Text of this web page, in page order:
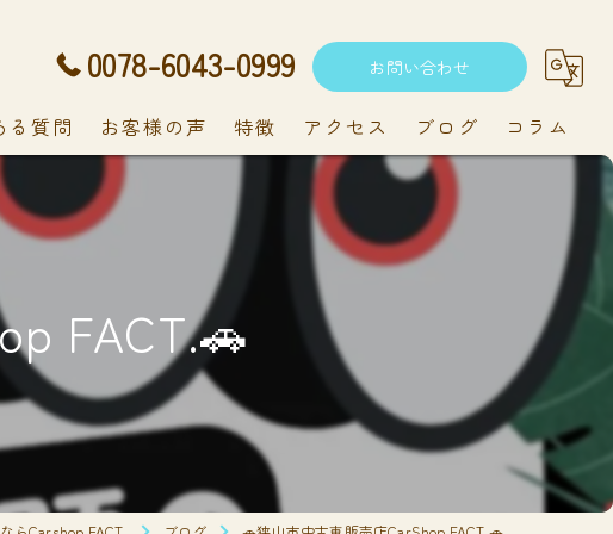
0078-6043-0999 お問い合わせ
る質問 お客様の声 特徴
メンテナンス
アクセス ブログ コラム
FACT.🚗